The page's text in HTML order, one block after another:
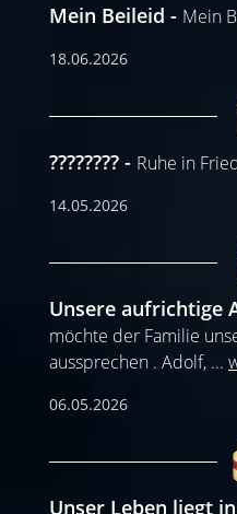
Mein Beileid Mein
18.06.2026
???????? Ruhe in
14.05.2026
Unsere aufrichtige
möchte der Familie
aussprechen . Adolf, ...
06.05.2026
Unser Leben liegt